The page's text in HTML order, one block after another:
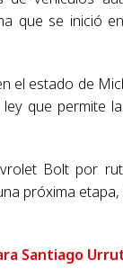
que se inició
el estado de
que permite
Bolt por
próxima
Santiago